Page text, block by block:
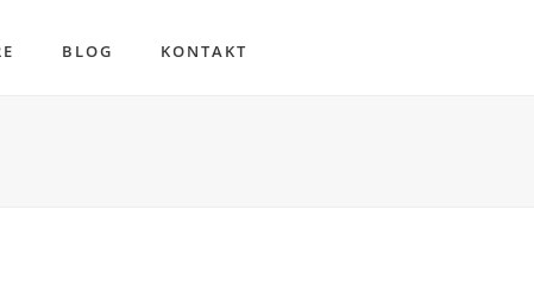
BLOG KONTAKT